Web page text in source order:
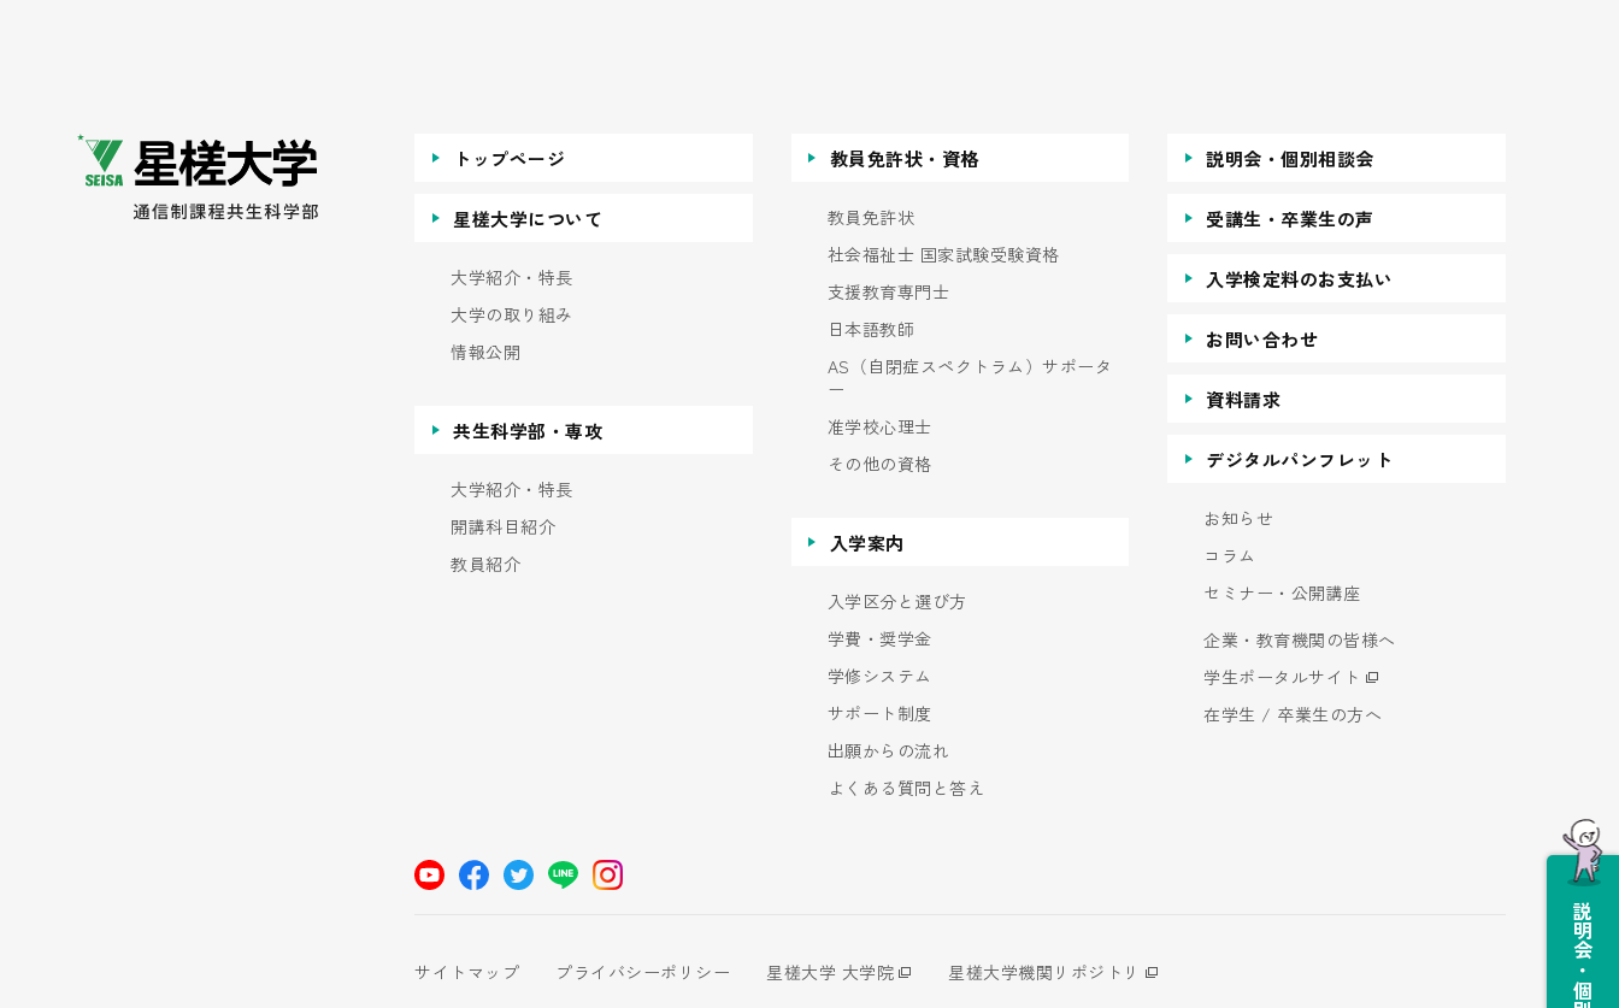
トップページ
星槎大学について
大学紹介・特長
大学の取り組み
情報公開
共生科学部・専攻
大学紹介・特長
開講科目紹介
教員紹介
教員免許状・資格
教員免許状
社会福祉士 国家試験受験資格
支援教育専門士
日本語教師
AS（自閉症スペクトラム）サポータ
ー
准学校心理士
その他の資格
入学案内
入学区分と選び方
学費・奨学金
学修システム
サポート制度
出願からの流れ
よくある質問と答え
説明会・個別相談会
受講生・卒業生の声
入学検定料のお支払い
お問い合わせ
資料請求
デジタルパンフレット
お知らせ
コラム
セミナー・公開講座
企業・教育機関の皆様へ
学生ポータルサイト
在学生 / 卒業生の方へ
サイトマップ プライバシーポリシー 星槎大学 大学院
星槎大学機関リポジトリ